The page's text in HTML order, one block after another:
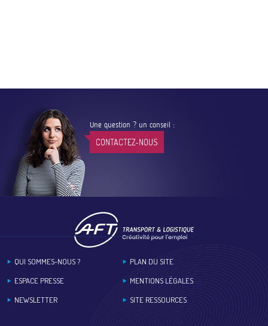
Une question ? un conseil :
CONTACTEZ-NOUS
QUI SOMMES-NOUS ?
ESPACE PRESSE
NEWSLETTER
PLAN DU SITE
MENTIONS LÉGALES
SITE RESSOURCES